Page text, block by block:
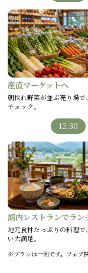
産直マーケットへ
朝採れ野菜が並ぶ売り場で
チェック。
12:30
館内レストランでラン
地元食材たっぷりの料理で
い大満足。
※プランは一例です。フェア